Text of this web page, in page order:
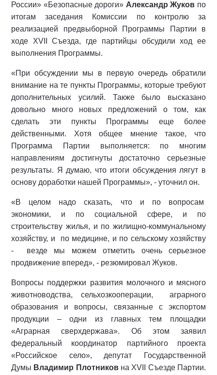
России» «Безопасные дороги» Александр Жуков по
итогам заседания Комиссии по контролю за
реализацией предвыборной Программы Партии в
ходе XVII Съезда, где партийцы обсудили ход ее
выполнения Программы.
«При обсуждении мы в первую очередь обратили
внимание на те пункты Программы, которые требуют
дополнительных усилий. Также было высказано
довольно много новых предложений о том, как
сделать эти пункты Программы еще более
действенными. Хотя общее мнение такое, что
Программа Партии выполняется: по многим
направлениям достигнуты достаточно серьезные
результаты. Я думаю, что итоги обсуждения лягут в
основу доработки нашей Программы», - уточнил он.
«В целом надо сказать, что и по вопросам
экономики, и по социальной сфере, и по
строительству жилья, и по жилищно-коммунальному
хозяйству, и по медицине, и по сельскому хозяйству
- везде мы можем отметить очень серьезное
продвижение вперед», - резюмировал Жуков.
Вопросы поддержки развития молочного и мясного
животноводства, сельхозкооперации, аграрного
образования и вопросы, связанные с экспортом
продукции – одни из главных тем площадки
«Аграрная сверхдержава». Об этом заявил
федеральный координатор партийного проекта
«Российское село», депутат Государственной
Думы Владимир Плотниковна XVII Съезде Партии.